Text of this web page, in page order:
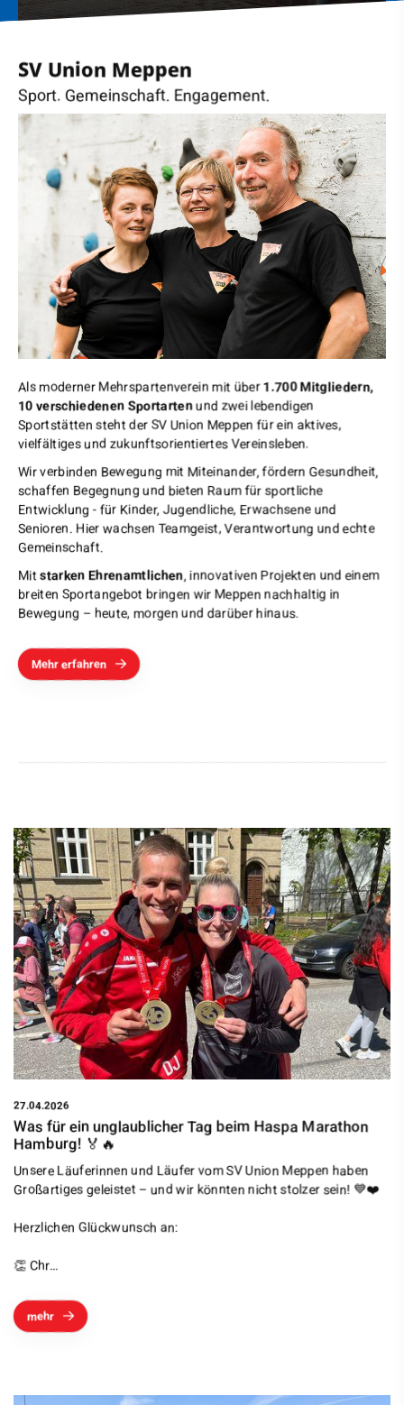
SV Union Meppen
Sport. Gemeinschaft. Engagement.
Als moderner Mehrspartenverein mit über1.700 Mitgliedern,
10 verschiedenen Sportartenund zwei lebendigen
Sportstätten steht der SV Union Meppen für ein aktives,
vielfältiges und zukunftsorientiertes Vereinsleben.
Wir verbinden Bewegung mit Miteinander, fördern Gesundheit,
schaffen Begegnung und bieten Raum für sportliche
Entwicklung - für Kinder, Jugendliche, Erwachsene und
Senioren. Hier wachsen Teamgeist, Verantwortung und echte
Gemeinschaft.
Mitstarken Ehrenamtlichen, innovativen Projekten und einem
breiten Sportangebot bringen wir Meppen nachhaltig in
Bewegung – heute, morgen und darüber hinaus.
Mehr erfahren
27.04.2026
Was für ein unglaublicher Tag beim Haspa Marathon
Hamburg! 🏅🔥
Unsere Läuferinnen und Läufer vom SV Union Meppen haben
Großartiges geleistet – und wir könnten nicht stolzer sein! 💙❤️
Herzlichen Glückwunsch an:
👏 Chr…
mehr